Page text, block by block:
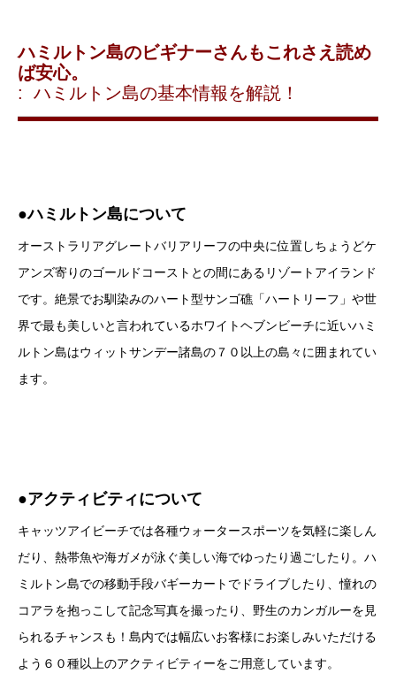
ハミルトン島のビギナーさんもこれさえ読め
ば安心。
: ハミルトン島の基本情報を解説！
●ハミルトン島について
オーストラリアグレートバリアリーフの中央に位置しちょうどケ
アンズ寄りのゴールドコーストとの間にあるリゾートアイランド
です。絶景でお馴染みのハート型サンゴ礁「ハートリーフ」や世
界で最も美しいと言われているホワイトヘブンビーチに近いハミ
ルトン島はウィットサンデー諸島の７０以上の島々に囲まれてい
ます。
●アクティビティについて
キャッツアイビーチでは各種ウォータースポーツを気軽に楽しん
だり、熱帯魚や海ガメが泳ぐ美しい海でゆったり過ごしたり。ハ
ミルトン島での移動手段バギーカートでドライブしたり、憧れの
コアラを抱っこして記念写真を撮ったり、野生のカンガルーを見
られるチャンスも！島内では幅広いお客様にお楽しみいただける
よう６０種以上のアクティビティーをご用意しています。